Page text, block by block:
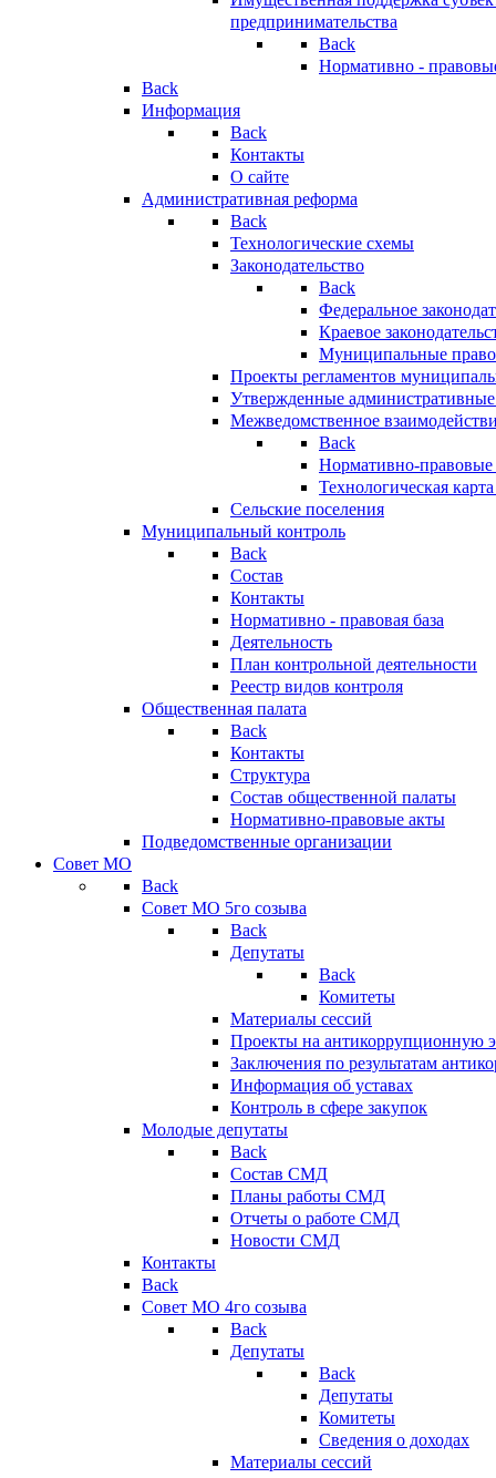
предпринимательства
Back
Нормативно -
Back
Информация
Back
Контакты
О сайте
Административная реформа
Back
Технологические схемы
Законодательство
Back
Федеральное
Краевое
Муниципальные
Проекты регламентов
Утвержденные
Межведомственное
Back
Нормативно-правовые
Технологическая
Сельские поселения
Муниципальный контроль
Back
Состав
Контакты
Нормативно - правовая база
Деятельность
План контрольной деятельности
Реестр видов контроля
Общественная палата
Back
Контакты
Структура
Состав общественной палаты
Нормативно-правовые акты
Подведомственные организации
Совет МО
Back
Совет МО 5го созыва
Back
Депутаты
Back
Комитеты
Материалы сессий
Проекты на антикоррупционную
Заключения по результатам
Информация об уставах
Контроль в сфере закупок
Молодые депутаты
Back
Состав СМД
Планы работы СМД
Отчеты о работе СМД
Новости СМД
Контакты
Back
Совет МО 4го созыва
Back
Депутаты
Back
Депутаты
Комитеты
Сведения о доходах
Материалы сессий